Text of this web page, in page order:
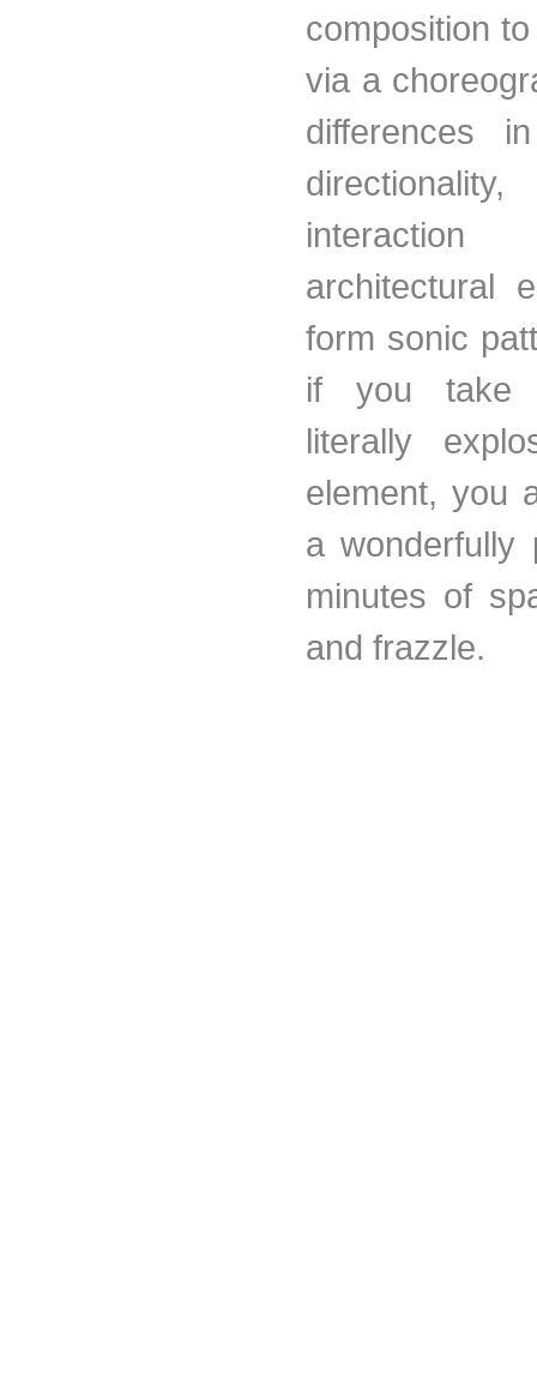
composition
via a
differences
architectural
form sonic
if you take
literally
element, you
a wonderfully
minutes of
and frazzle.